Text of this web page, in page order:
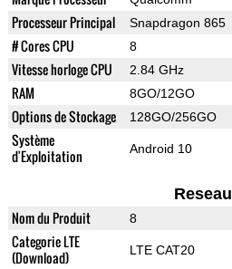
Processeur Principal Snapdragon 865
# Cores CPU 8
Vitesse horloge CPU 2.84 GHz
RAM 8GO/12GO
Options de Stockage 128GO/256GO
Système
d'Exploitation
Android 10
Reseau
Nom du Produit 8
Categorie LTE
(Download)
LTE CAT20